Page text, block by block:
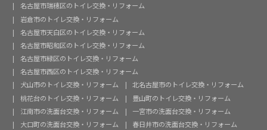
名古屋市瑞穂区のトイレ交換・リフォーム
岩倉市のトイレ交換・リフォーム
名古屋市天白区のトイレ交換・リフォーム
名古屋市昭和区のトイレ交換・リフォーム
名古屋市緑区のトイレ交換・リフォーム
名古屋市西区のトイレ交換・リフォーム
犬山市のトイレ交換・リフォーム
北名古屋市のトイレ交換・リフォーム
桃花台のトイレ交換・リフォーム
豊山町のトイレ交換・リフォーム
江南市の洗面台交換・リフォーム
一宮市の洗面台交換・リフォーム
大口町の洗面台交換・リフォーム
春日井市の洗面台交換・リフォーム